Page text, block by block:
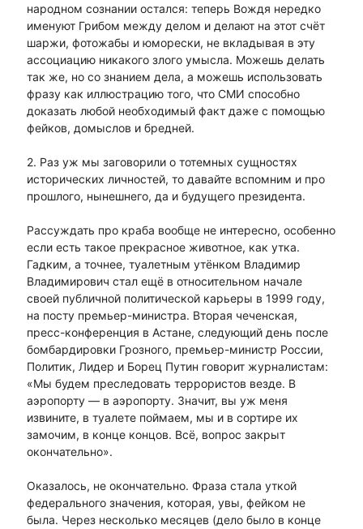
народном сознании остался: теперь Вождя нередко
именуют Грибом между делом и делают на этот счёт
шаржи, фотожабы и юморески, не вкладывая в эту
ассоциацию никакого злого умысла. Можешь делать
так же, но со знанием дела, а можешь использовать
фразу как иллюстрацию того, что СМИ способно
доказать любой необходимый факт даже с помощью
фейков, домыслов и бредней.
2. Раз уж мы заговорили о тотемных сущностях
исторических личностей, то давайте вспомним и про
прошлого, нынешнего, да и будущего президента.
Рассуждать про краба вообще не интересно, особенно
если есть такое прекрасное животное, как утка.
Гадким, а точнее, туалетным утёнком Владимир
Владимирович стал ещё в относительном начале
своей публичной политической карьеры в 1999 году,
на посту премьер-министра. Вторая чеченская,
пресс-конференция в Астане, следующий день после
бомбардировки Грозного, премьер-министр России,
Политик, Лидер и Борец Путин говорит журналистам:
«Мы будем преследовать террористов везде. В
аэропорту — в аэропорту. Значит, вы уж меня
извините, в туалете поймаем, мы и в сортире их
замочим, в конце концов. Всё, вопрос закрыт
окончательно».
Оказалось, не окончательно. Фраза стала уткой
федерального значения, которая, увы, фейком не
была. Через несколько месяцев (дело было в конце